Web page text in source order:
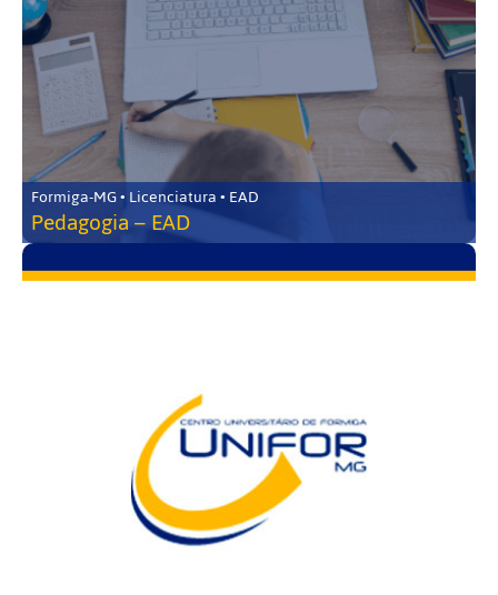
Formiga-MG • Licenciatura • EAD
Pedagogia – EAD